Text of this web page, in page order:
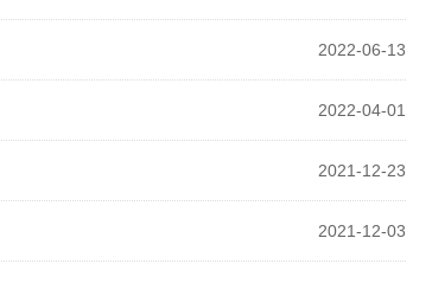
2022-06-13
2022-04-01
2021-12-23
2021-12-03